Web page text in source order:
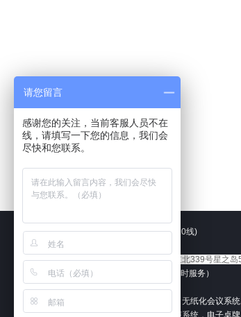
电话：（+86） 020-82517177 (10线)
官方网址：
公司地址：广州市增城区港口大道北339号星之岛
技术热线：17727753907 （24小时服务）
Email：xkav168@163.com
智能展厅控制系统，矩阵切换器，无纸化会议系
高清数字录播系统，智能音频扩声系统，电子桌
请您留言
感谢您的关注，当前客服人员不在
线，请填写一下您的信息，我们会
尽快和您联系。